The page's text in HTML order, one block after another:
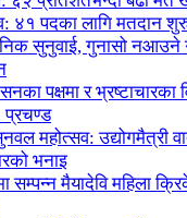
४१ पदका लागि मतदान
सुनुवाई, गुनासो नआउने
पक्षमा र भ्रष्टाचारका
प्रचण्ड
महोत्सव: उद्योगमैत्री
भनाइ
सम्पन्न मैयादेवि महिला